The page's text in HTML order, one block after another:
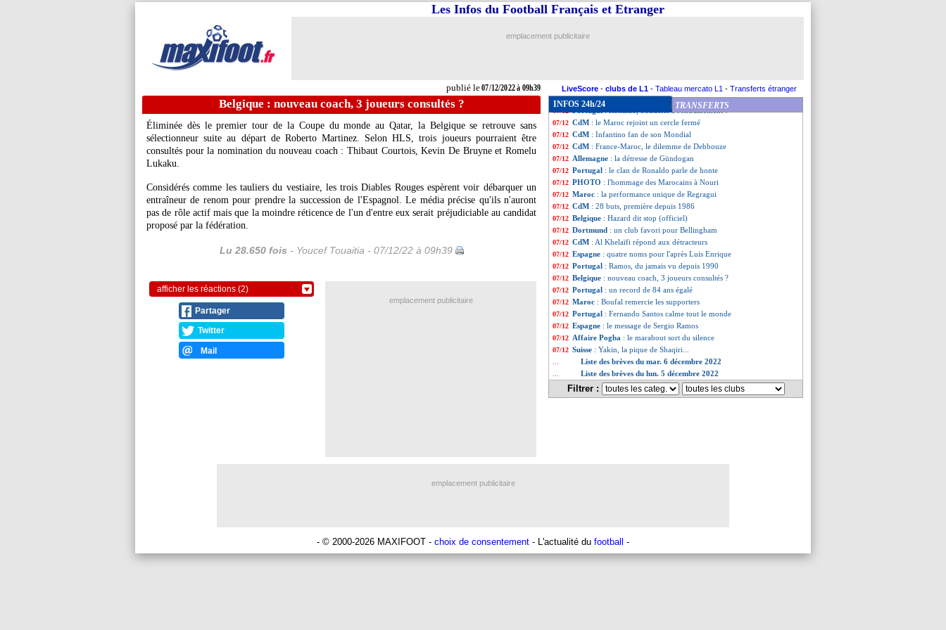
publié le07/12/2022 à 09h39
Les Infos du Football Français et Etranger
emplacement publicitaire
LiveScore - clubs de L1 - Tableau mercato L1 - Transferts étranger
Belgique : nouveau coach, 3 joueurs consultés ?
Éliminée dès le premier tour de la Coupe du monde au Qatar, la Belgique se retrouve sans
sélectionneur suite au départ de Roberto Martinez. Selon HLS, trois joueurs pourraient être
consultés pour la nomination du nouveau coach : Thibaut Courtois, Kevin De Bruyne et Romelu
Lukaku.
Considérés comme les tauliers du vestiaire, les trois Diables Rouges espèrent voir débarquer un
entraîneur de renom pour prendre la succession de l'Espagnol. Le média précise qu'ils n'auront
pas de rôle actif mais que la moindre réticence de l'un d'entre eux serait préjudiciable au candidat
proposé par la fédération.
Lu 28.650 fois - Youcef Touaitia - 07/12/22 à 09h39
afficher les réactions (2)
Partager
Twitter
Mail
INFOS 24h/24 TRANSFERTS
07/12 Angleterre: Walker prêt au défi Mbappé
07/12 Pays-Bas: Messi, la réponse cash de Dumfries
07/12 PSG
07/12 Man Utd : Ronaldo, Ten Hag expédie le sujet
07/12 Angleterre: trois absents à l'entraînement
: Ronaldo, bouderie à l'entraînement ?
07/12 CdM : le Maroc rejoint un cercle fermé
07/12 CdM : Infantino fan de son Mondial
07/12 CdM : France-Maroc, le dilemme de Debbouze
07/12 Allemagne : la détresse de Gündogan
07/12 Portugal : le clan de Ronaldo parle de honte
07/12 PHOTO : l'hommage des Marocains à Nouri
07/12 Maroc : la performance unique de Regragui
07/12 CdM : 28 buts, première depuis 1986
07/12 Belgique : Hazard dit stop (officiel)
07/12 Dortmund : un club favori pour Bellingham
07/12 CdM : Al Khelaïfi répond aux détracteurs
07/12 Espagne : quatre noms pour l'après Luis Enrique
07/12 Portugal : Ramos, du jamais vu depuis 1990
07/12 Belgique : nouveau coach, 3 joueurs consultés ?
07/12 Portugal : un record de 84 ans égalé
07/12 Maroc : Boufal remercie les supporters
07/12 Portugal : Fernando Santos calme tout le monde
07/12 Espagne : le message de Sergio Ramos
07/12 Affaire Pogba : le marabout sort du silence
07/12 Suisse : Yakin, la pique de Shaqiri...
Liste des brèves du mar. 6 décembre 2022
Liste des brèves du lun. 5 décembre 2022
Filtrer :
emplacement publicitaire
emplacement publicitaire
- © 2000-2026 MAXIFOOT - choix de consentement - L'actualité du football -